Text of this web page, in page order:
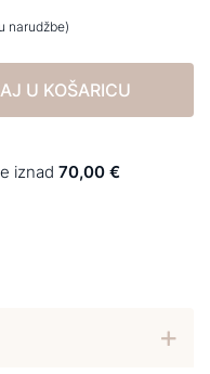
narudžbe)
U KOŠARICU
iznad 70,00 €